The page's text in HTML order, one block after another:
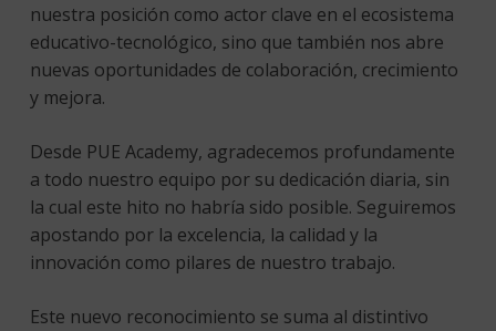
nuestra posición como actor clave en el ecosistema
educativo-tecnológico, sino que también nos abre
nuevas oportunidades de colaboración, crecimiento
y mejora.
Desde PUE Academy, agradecemos profundamente
a todo nuestro equipo por su dedicación diaria, sin
la cual este hito no habría sido posible. Seguiremos
apostando por la excelencia, la calidad y la
innovación como pilares de nuestro trabajo.
Este nuevo reconocimiento se suma al distintivo